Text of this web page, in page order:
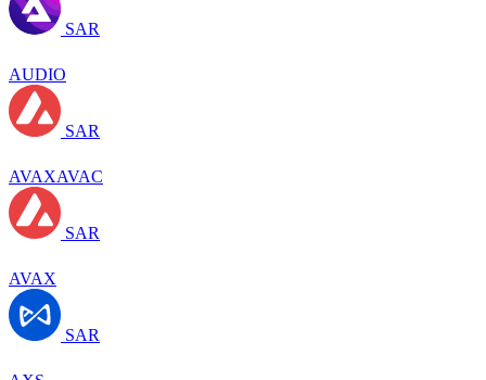
SAR
AUDIO
SAR
AVAXAVAC
SAR
AVAX
SAR